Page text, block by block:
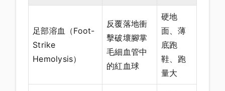
足部溶血（Foot-
Strike
Hemolysis）
反覆落地衝
擊破壞腳掌
毛細血管中
的紅血球
硬地
面、薄
底跑
鞋、跑
量大